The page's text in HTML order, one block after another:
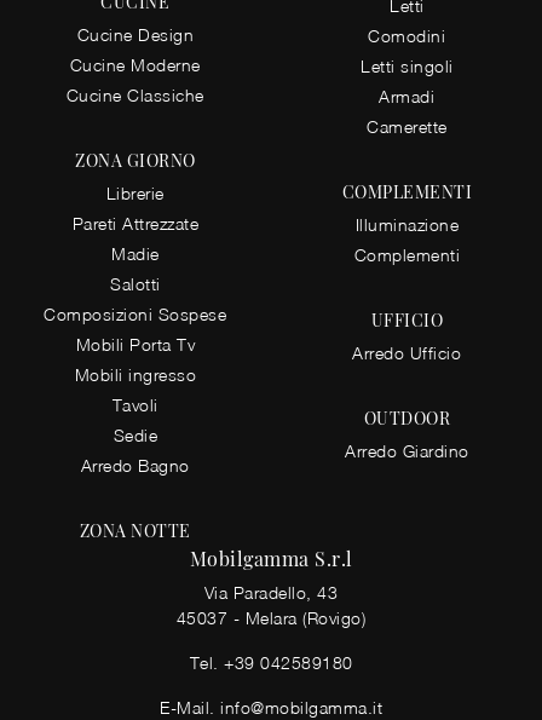
Cucine Design
Cucine Moderne
Cucine Classiche
ZONA GIORNO
Librerie
Pareti Attrezzate
Madie
Salotti
Composizioni Sospese
Mobili Porta Tv
Mobili ingresso
Tavoli
Sedie
Arredo Bagno
ZONA NOTTE
Letti
Comodini
Letti singoli
Armadi
Camerette
COMPLEMENTI
Illuminazione
Complementi
UFFICIO
Arredo Ufficio
OUTDOOR
Arredo Giardino
Mobilgamma S.r.l
Via Paradello, 43
45037 - Melara (Rovigo)
Tel. +39 042589180
E-Mail. info@mobilgamma.it